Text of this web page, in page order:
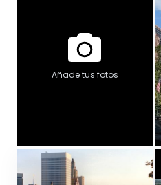
Añade tus fotos